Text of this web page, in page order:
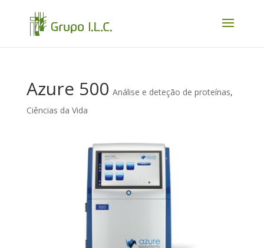
Azure 500 Análise e deteção de proteínas,
Ciências da Vida